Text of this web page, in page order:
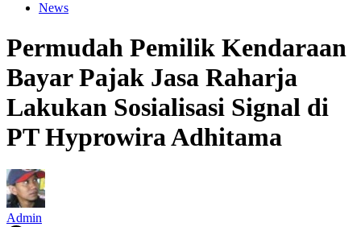
News
Permudah Pemilik Kendaraan
Bayar Pajak Jasa Raharja
Lakukan Sosialisasi Signal di
PT Hyprowira Adhitama
Admin